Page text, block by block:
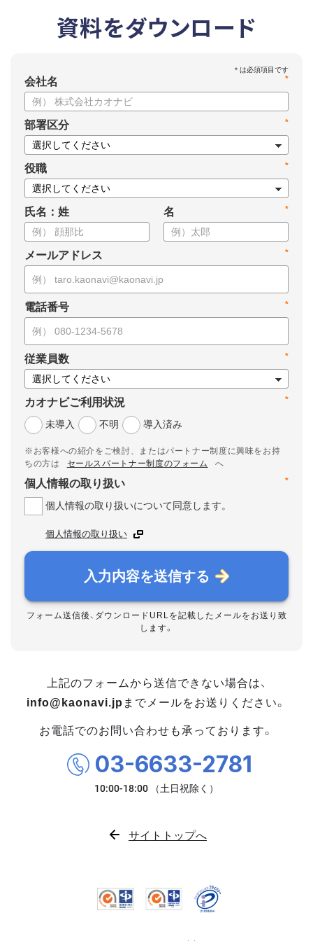
資料をダウンロード
*
会社名
*
部署区分
*
役職
氏名：姓 *
名
*
メールアドレス
*
電話番号
*
従業員数
*
カオナビご利用状況
未導入
不明 導入済み
※お客様への紹介をご検討、またはパートナー制度に興味をお持
ちの方は
セールスパートナー制度のフォーム
へ
*
個人情報の取り扱い
個人情報の取り扱いについて同意します。
個人情報の取り扱い
入力内容を送信する
フォーム送信後、ダウンロードURLを記載したメールをお送り致
します。
上記のフォームから送信できない場合は、
info@kaonavi.jp までメールをお送りください。
お電話でのお問い合わせも承っております。
03-6633-2781
サイトトップへ